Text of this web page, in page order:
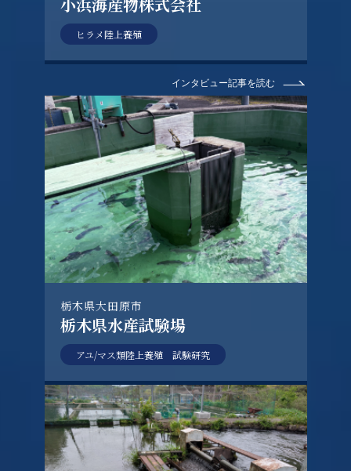
ヒラメ陸上養殖
インタビュー記事を読む
栃木県大田原市
栃木県水産試験場
アユ/マス類陸上養殖 試験研究